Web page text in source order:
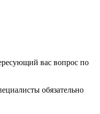
вас вопрос по
обязательно